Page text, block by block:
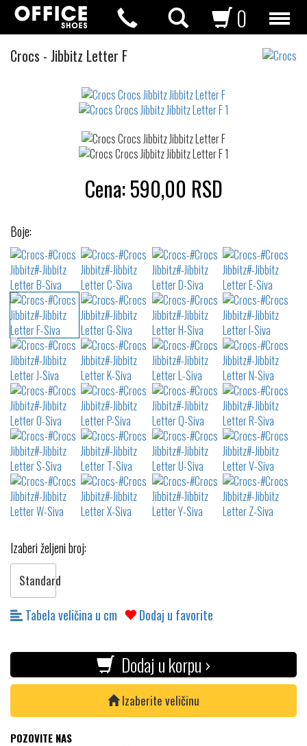
0
Crocs Crocs
- Jibbitz Letter F
Cena:590,00 RSD
Boje:
Izaberi željeni broj:
Standard
Tabela veličina u cm Dodaj u favorite
Dodaj u korpu ›
Izaberite veličinu
POZOVITE NAS